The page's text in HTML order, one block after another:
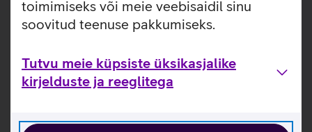
toimimiseks või meie veebisaidil sinu
soovitud teenuse pakkumiseks.
Tutvu meie küpsiste üksikasjalike
kirjelduste ja reeglitega
sportimiseks.
kindlalt käel ja sobib kasutamiseks aktiivse eluviisi juures.
Rihm sobib ideaalselt sportlikeks tegevusteks tänu rihmas